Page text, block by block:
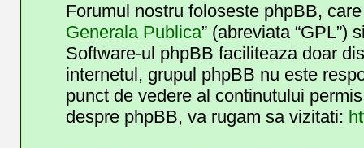
Forumul nostru foloseste phpBB,
Generala Publica” (abreviata
Software-ul phpBB faciliteaza doar
internetul, grupul phpBB nu este
punct de vedere al continutului
despre phpBB, va rugam sa vizitati: